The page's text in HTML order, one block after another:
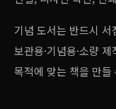
기념 도서는 반드시
보관용·기념용·소량
목적에 맞는 책을 만들